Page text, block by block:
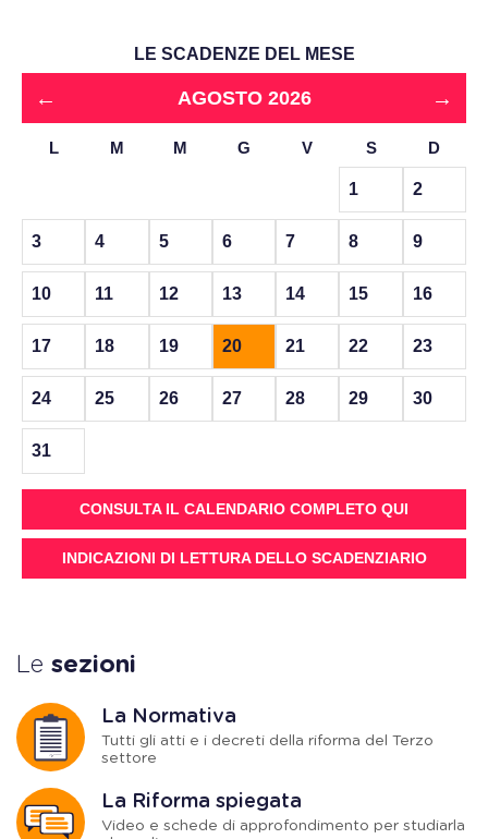
LE SCADENZE DEL MESE
← AGOSTO 2026 →
L M M G V S D
1 2
3 4 5 6 7 8 9
10 11 12 13 14 15 16
17 18 19 20 21 22 23
24 25 26 27 28 29 30
31
CONSULTA IL CALENDARIO COMPLETO QUI
INDICAZIONI DI LETTURA DELLO SCADENZIARIO
Le sezioni
La Normativa
Tutti gli atti e i decreti della riforma del Terzo
settore
La Riforma spiegata
Video e schede di approfondimento per studiarla